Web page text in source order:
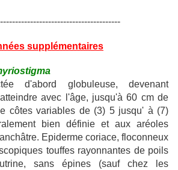
supplémentaires
d'abord globuleuse, devenant
avec l'âge, jusqu'à 60 cm de
côtes variables de (3) 5 jusqu' à (7)
bien définie et aux aréoles
Epiderme coriace, floconneux
touffes rayonnantes de poils
sans épines (sauf chez les